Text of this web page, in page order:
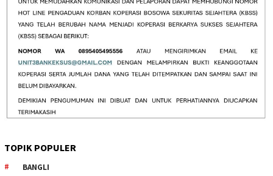
TOPIK POPULER
BANGLI